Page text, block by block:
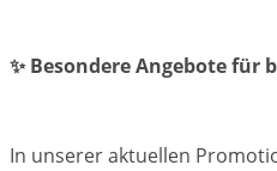
✨ Besondere Angebote für
In unserer aktuellen